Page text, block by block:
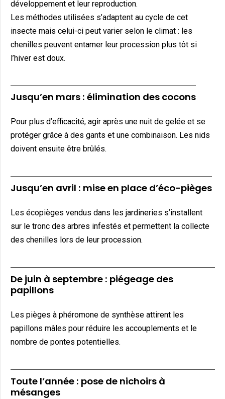
développement et leur reproduction.
Les méthodes utilisées s’adaptent au cycle de cet
insecte mais celui-ci peut varier selon le climat : les
chenilles peuvent entamer leur procession plus tôt si
l’hiver est doux.
Jusqu’en mars : élimination des cocons
Pour plus d’efficacité, agir après une nuit de gelée et se
protéger grâce à des gants et une combinaison. Les nids
doivent ensuite être brûlés.
Jusqu’en avril : mise en place d’éco-pièges
Les écopièges vendus dans les jardineries s’installent
sur le tronc des arbres infestés et permettent la collecte
des chenilles lors de leur procession.
De juin à septembre : piégeage des
papillons
Les pièges à phéromone de synthèse attirent les
papillons mâles pour réduire les accouplements et le
nombre de pontes potentielles.
Toute l’année : pose de nichoirs à
mésanges